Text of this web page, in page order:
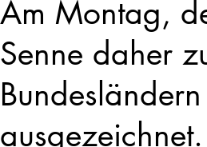
Am Montag,
Senne daher